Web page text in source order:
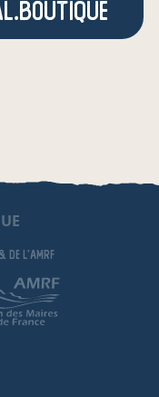
de l'AMRF